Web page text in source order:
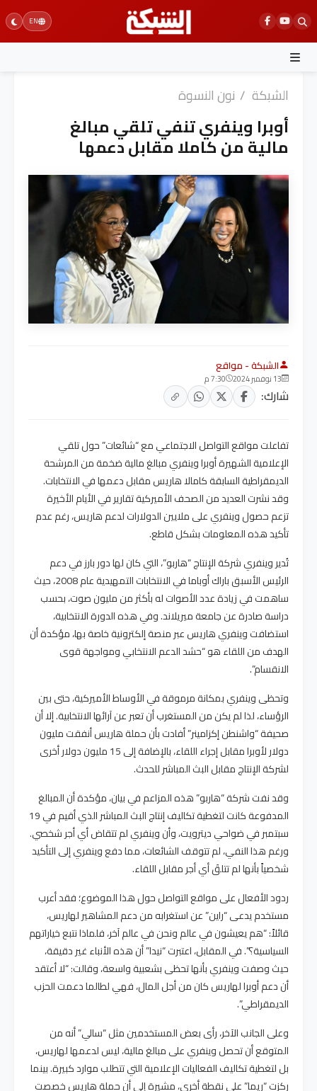
Skip
to
content
EN
الشبكة / نون النسوة
أوبرا وينفري تنفي تلقي مبالغ
مالية من كاملا مقابل دعمها
الشبكة - مواقع
13 نوفمبر 2024 7:30 م
شارك:
تفاعلت مواقع التواصل الاجتماعي مع “شائعات” حول تلقي
الإعلامية الشهيرة أوبرا وينفري مبالغ مالية ضخمة من المرشحة
الديمقراطية السابقة كامالا هاريس مقابل دعمها في الانتخابات.
وقد نشرت العديد من الصحف الأميركية تقارير في الأيام الأخيرة
تزعم حصول وينفري على ملايين الدولارات لدعم هاريس، رغم عدم
تأكيد هذه المعلومات بشكل قاطع.
تُدير وينفري شركة الإنتاج “هاربو”، التي كان لها دور بارز في دعم
الرئيس الأسبق باراك أوباما في الانتخابات التمهيدية عام 2008، حيث
ساهمت في زيادة عدد الأصوات له بأكثر من مليون صوت، بحسب
دراسة صادرة عن جامعة ميريلاند. وفي هذه الدورة الانتخابية،
استضافت وينفري هاريس عبر منصة إلكترونية خاصة بها، مؤكدة أن
الهدف من اللقاء هو “حشد الدعم الانتخابي ومواجهة قوى
الانقسام”.
وتحظى وينفري بمكانة مرموقة في الأوساط الأميركية، حتى بين
الرؤساء، لذا لم يكن من المستغرب أن تعبر عن آرائها الانتخابية. إلا أن
صحيفة “واشنطن إكزامينر” أفادت بأن حملة هاريس أنفقت مليون
دولار لأوبرا مقابل إجراء اللقاء، بالإضافة إلى 15 مليون دولار أخرى
لشركة الإنتاج مقابل البث المباشر للحدث.
وقد نفت شركة “هاربو” هذه المزاعم في بيان، مؤكدة أن المبالغ
المدفوعة كانت لتغطية تكاليف إنتاج البث المباشر الذي أقيم في 19
سبتمبر في ضواحي ديترويت، وأن وينفري لم تتقاض أي أجر شخصي.
ورغم هذا النفي، لم تتوقف الشائعات، مما دفع وينفري إلى التأكيد
شخصياً بأنها لم تتلقَ أي أجر مقابل اللقاء.
ردود الأفعال على مواقع التواصل حول هذا الموضوع؛ فقد أعرب
مستخدم يدعى “راين” عن استغرابه من دعم المشاهير لهاريس،
قائلاً: “هم يعيشون في عالم ونحن في عالم آخر، فلماذا نتبع خياراتهم
السياسية؟”. في المقابل، اعتبرت “نيدا” أن هذه الأنباء غير دقيقة،
حيث وصفت وينفري بأنها تحظى بشعبية واسعة، وقالت: “لا أعتقد
أن دعم أوبرا لهاريس كان من أجل المال، فهي لطالما دعمت الحزب
الديمقراطي”.
وعلى الجانب الآخر، رأى بعض المستخدمين مثل “سالي” أنه من
المتوقع أن تحصل وينفري على مبالغ مالية، ليس لدعمها لهاريس،
بل لتغطية تكاليف الفعاليات الإعلامية التي تتطلب موارد كبيرة. بينما
ركزت “ريما” على نقطة أخرى، مشيرة إلى أن حملة هاريس خصصت